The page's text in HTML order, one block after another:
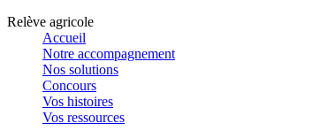
Relève agricole
Accueil
Notre accompagnement
Nos solutions
Concours
Vos histoires
Vos ressources